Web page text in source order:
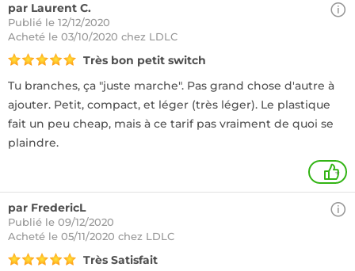
par Laurent C.
Publié le 12/12/2020
Acheté le 03/10/2020 chez LDLC
Très bon petit switch
Tu branches, ça "juste marche". Pas grand chose d'autre à
ajouter. Petit, compact, et léger (très léger). Le plastique
fait un peu cheap, mais à ce tarif pas vraiment de quoi se
plaindre.
+
par FredericL
Publié le 09/12/2020
Acheté le 05/11/2020 chez LDLC
Très Satisfait